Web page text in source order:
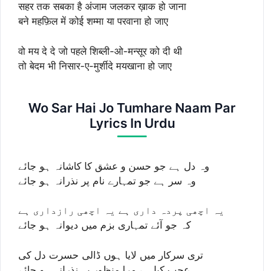
सहर तक सबका है अंजाम जलकर ख़ाक हो जाना
बने महफ़िल में कोई शम्मा या परवाना हो जाए
वो मय दे दे जो पहले शिब्ली-ओ-मन्सूर को दी थी
तो बेदम भी निसार-ए-मुर्शीदे मयखाना हो जाए
Wo Sar Hai Jo Tumhare Naam Par
Lyrics In Urdu
وہ دل ہے جو حسن و عشق کا کاشانہ ہو جائے
وہ سر ہے جو تمہارے نام پر نذرانہ ہو جائے
یہ اچھی پردہ داری ہے یہ اچھی رازداری ہے
کہ جو آئے تمہاری بزم میں دیوانہ ہو جائے
تری سرکار میں لایا ہوں ڈالی حسرت دل کی